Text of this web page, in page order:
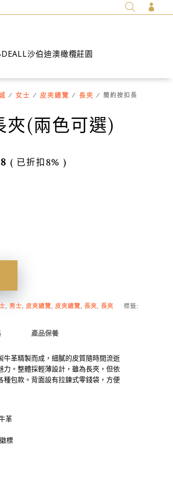

沙伯迪澳橄欖莊園
/ 女士 / 皮夾總覽 / 長夾 / 簡約按扣長
夾(兩色可選)
( 已折扣8% )
, 男士, 皮夾總覽, 皮夾總覽, 長夾, 長夾
標籤:
產品保養
牛革精製而成，細膩的皮質隨時間流逝
力。整體採輕薄設計，雖為長夾，但依
種包款。背面設有拉鍊式零錢袋，方便
革
標